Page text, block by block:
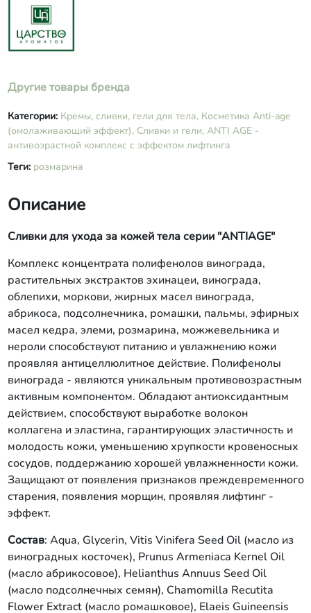
Acrylates Copolymer, Echinacea
Angustifolia Extract (экстракт
эхинацеи), Vitis Vinifera Seed Extract
(экстракт винограда), Hippophae
Rhamnoides Extract (экстракт
облепихи), Daucus Carota Sativa Seed
розмарина), Juniperus Communis Oil
Neroli Oil(масло эфирное нероли).
Другие товары бренда
Категории: Кремы, сливки, гели для тела, Косметика Anti-age
(омолаживающий эффект), Сливки и гели, ANTI AGE -
антивозрастной комплекс с эффектом лифтинга
Теги: розмарина
Описание
Сливки для ухода за кожей тела серии "ANTIAGE"
Комплекс концентрата полифенолов винограда,
растительных экстрактов эхинацеи, винограда,
облепихи, моркови, жирных масел винограда,
абрикоса, подсолнечника, ромашки, пальмы, эфирных
масел кедра, элеми, розмарина, можжевельника и
нероли способствуют питанию и увлажнению кожи
проявляя антицеллюлитное действие. Полифенолы
винограда - являются уникальным противовозрастным
активным компонентом. Обладают антиоксидантным
действием, способствуют выработке волокон
коллагена и эластина, гарантирующих эластичность и
молодость кожи, уменьшению хрупкости кровеносных
сосудов, поддержанию хорошей увлажненности кожи.
Защищают от появления признаков преждевременного
старения, появления морщин, проявляя лифтинг -
эффект.
Состав: Aqua, Glycerin, Vitis Vinifera Seed Oil (масло из
виноградных косточек), Prunus Armeniaca Kernel Oil
(масло абрикосовое), Helianthus Annuus Seed Oil
(масло подсолнечных семян), Chamomilla Recutita
Flower Extract (масло ромашковое), Elaeis Guineensis